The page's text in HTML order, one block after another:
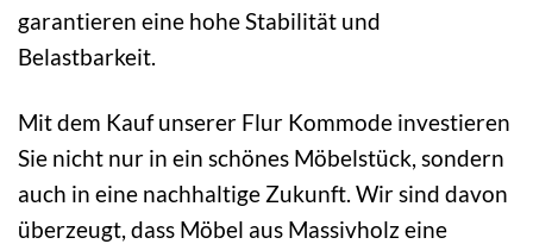
garantieren eine hohe Stabilität und
Belastbarkeit.
Mit dem Kauf unserer Flur Kommode investieren
Sie nicht nur in ein schönes Möbelstück, sondern
auch in eine nachhaltige Zukunft. Wir sind davon
überzeugt, dass Möbel aus Massivholz eine